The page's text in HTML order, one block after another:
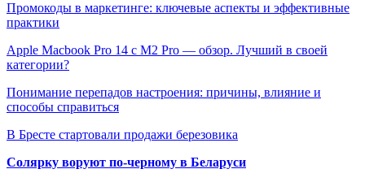
Промокоды в маркетинге: ключевые аспекты и эффективные
практики
Apple Macbook Pro 14 с M2 Pro — обзор. Лучший в своей
категории?
Понимание перепадов настроения: причины, влияние и
способы справиться
В Бресте стартовали продажи березовика
Солярку воруют по-черному в Беларуси